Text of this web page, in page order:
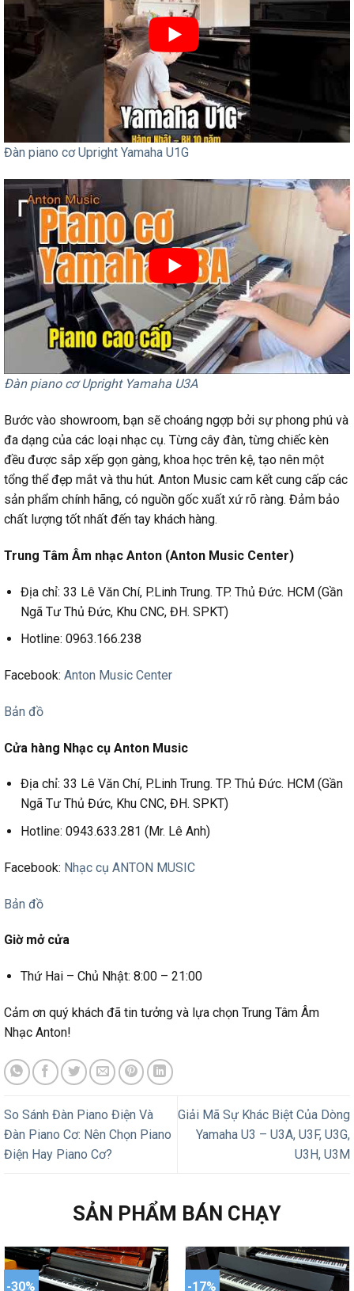
Đàn piano cơ Upright Yamaha U1G
Đàn piano cơ Upright Yamaha U3A
Bước vào showroom, bạn sẽ choáng ngợp bởi sự phong phú và
đa dạng của các loại nhạc cụ. Từng cây đàn, từng chiếc kèn
đều được sắp xếp gọn gàng, khoa học trên kệ, tạo nên một
tổng thể đẹp mắt và thu hút. Anton Music cam kết cung cấp các
sản phẩm chính hãng, có nguồn gốc xuất xứ rõ ràng. Đảm bảo
chất lượng tốt nhất đến tay khách hàng.
Trung Tâm Âm nhạc Anton (Anton Music Center)
Địa chỉ: 33 Lê Văn Chí, P.Linh Trung. TP. Thủ Đức. HCM (Gần
Ngã Tư Thủ Đức, Khu CNC, ĐH. SPKT)
Hotline: 0963.166.238
Facebook: Anton Music Center
Bản đồ
Cửa hàng Nhạc cụ Anton Music
Địa chỉ: 33 Lê Văn Chí, P.Linh Trung. TP. Thủ Đức. HCM (Gần
Ngã Tư Thủ Đức, Khu CNC, ĐH. SPKT)
Hotline: 0943.633.281 (Mr. Lê Anh)
Facebook: Nhạc cụ ANTON MUSIC
Bản đồ
Giờ mở cửa
Thứ Hai – Chủ Nhật: 8:00 – 21:00
Cảm ơn quý khách đã tin tưởng và lựa chọn Trung Tâm Âm
Nhạc Anton!
So Sánh Đàn Piano Điện Và
Đàn Piano Cơ: Nên Chọn Piano
Điện Hay Piano Cơ?
Giải Mã Sự Khác Biệt Của Dòng
Yamaha U3 – U3A, U3F, U3G,
U3H, U3M
SẢN PHẨM BÁN CHẠY
-30% -17%